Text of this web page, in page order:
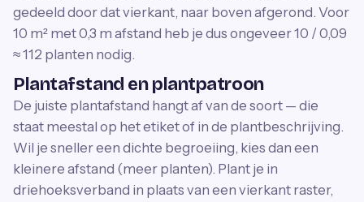
gedeeld door dat vierkant, naar boven afgerond. Voor
10 m² met 0,3 m afstand heb je dus ongeveer 10 / 0,09
≈ 112 planten nodig.
Plantafstand en plantpatroon
De juiste plantafstand hangt af van de soort — die
staat meestal op het etiket of in de plantbeschrijving.
Wil je sneller een dichte begroeiing, kies dan een
kleinere afstand (meer planten). Plant je in
driehoeksverband in plaats van een vierkant raster,